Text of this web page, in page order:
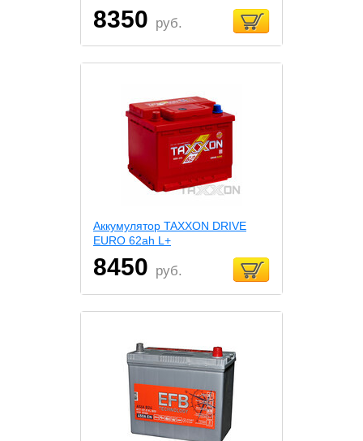
8350 руб.
Аккумулятор TAXXON DRIVE
EURO 62ah L+
8450 руб.